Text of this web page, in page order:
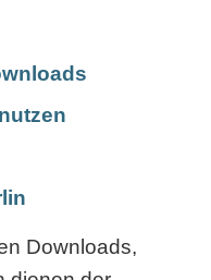
Downloads,